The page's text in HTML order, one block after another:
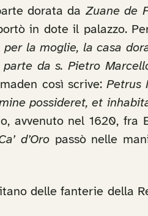
dorata da Zuane de
in dote il palazzo.
per la moglie, la casa
da s. Pietro
così scrive:Petrus
possideret, et
avvenuto nel 1620, fra
d’Oro passò nelle
delle fanterie della